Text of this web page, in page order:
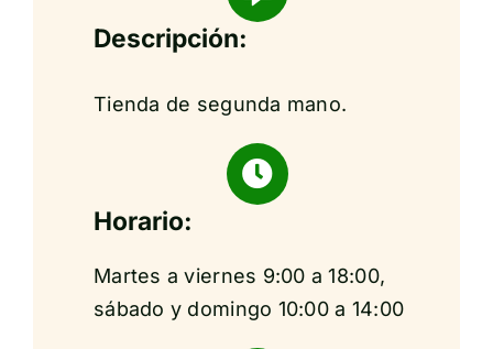
Descripción:
Tienda de segunda mano.
Horario:
Martes a viernes 9:00 a 18:00,
sábado y domingo 10:00 a 14:00